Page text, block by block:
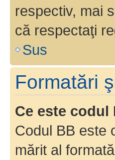
respectiv, mai
că respectaţi
Sus
Formatări
Ce este codul
Codul BB este
mărit al